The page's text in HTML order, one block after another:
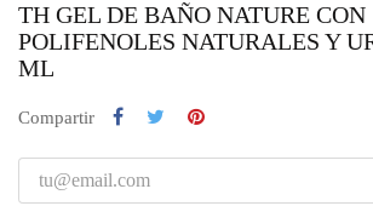
TH GEL DE BAÑO NATURE CON
POLIFENOLES NATURALES Y
ML
Compartir